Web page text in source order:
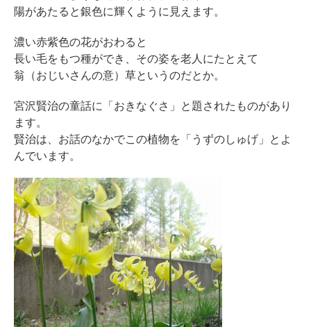
陽があたると銀色に輝くように見えます。
濃い赤紫色の花がおわると
長い毛をもつ種ができ、その姿を老人にたとえて
翁（おじいさんの意）草というのだとか。
宮沢賢治の童話に「おきなぐさ」と題されたものがあり
ます。
賢治は、お話のなかでこの植物を「うずのしゅげ」とよ
んでいます。